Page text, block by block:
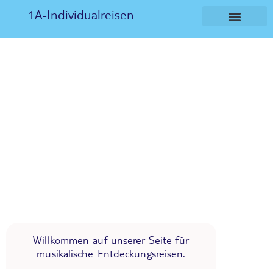
1A-Individualreisen
Willkommen auf unserer Seite für
musikalische Entdeckungsreisen.